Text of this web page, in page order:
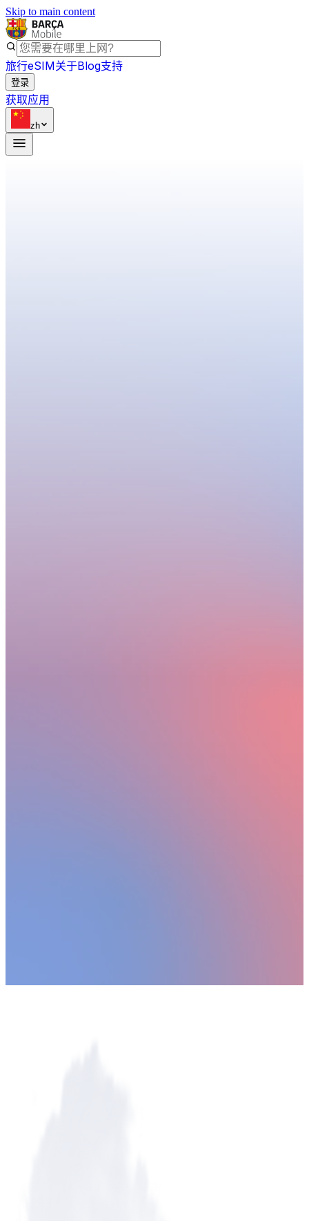
Skip to main content
旅行eSIM关于Blog支持
登录
获取应用
zh